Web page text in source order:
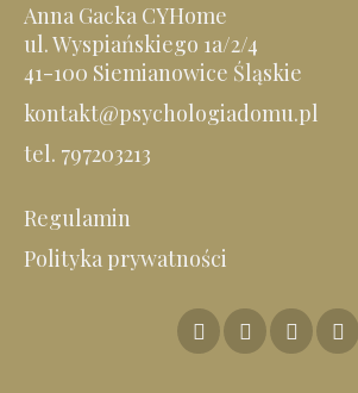
Anna Gacka CYHome
ul. Wyspiańskiego 1a/2/4
41-100 Siemianowice Śląskie
kontakt@psychologiadomu.pl
tel. 797203213
Regulamin
Polityka prywatności